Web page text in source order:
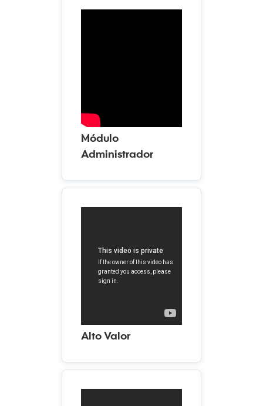
Módulo
Administrador
Alto Valor